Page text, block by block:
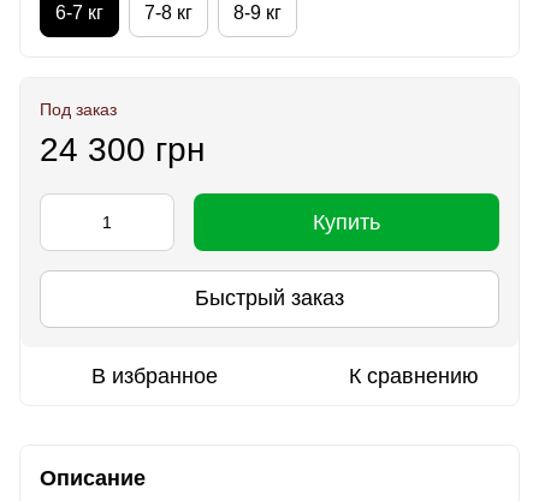
6-7 кг 7-8 кг 8-9 кг
Под заказ
24 300 грн
Купить
Быстрый заказ
В избранное К сравнению
Описание